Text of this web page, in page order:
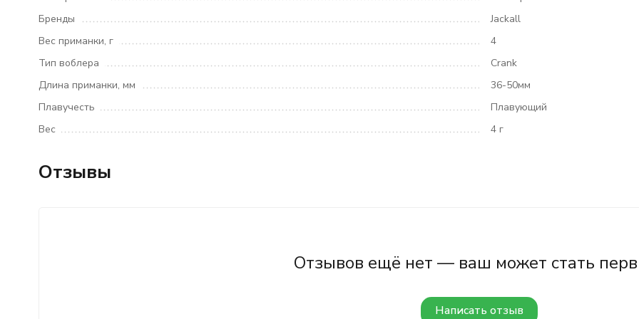
Бренды
Jackall
Вес приманки, г
4
Тип воблера
Crank
Длина приманки, мм
36-50мм
Плавучесть
Плавующий
Вес
4 г
Отзывы
Отзывов ещё нет — ваш может стать
Написать отзыв